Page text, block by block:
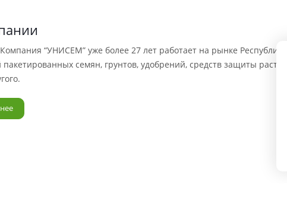
“УНИСЕМ” уже более 27 лет работает на рынке
семян, грунтов, удобрений, средств защиты